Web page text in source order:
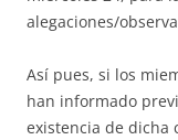
alegaciones/
Así pues, si los
han informado
existencia de dicha